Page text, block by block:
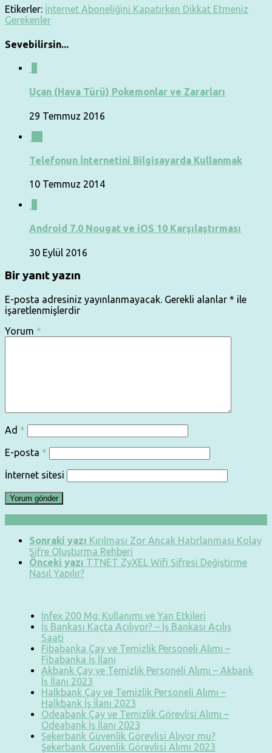
Etikerler: İnternet Aboneliğini Kapatırken Dikkat Etmeniz
Gerekenler
Sevebilirsin...
Uçan (Hava Türü) Pokemonlar ve Zararları
29 Temmuz 2016
Telefonun İnternetini Bilgisayarda Kullanmak
10 Temmuz 2014
Android 7.0 Nougat ve iOS 10 Karşılaştırması
30 Eylül 2016
Bir yanıt yazın
E-posta adresiniz yayınlanmayacak. Gerekli alanlar * ile
işaretlenmişlerdir
Yorum *
Ad *
E-posta *
İnternet sitesi
Sonraki yazı Kırılması Zor Ancak Hatırlanması Kolay
Şifre Oluşturma Rehberi
Önceki yazı TTNET ZyXEL Wifi Şifresi Değiştirme
Nasıl Yapılır?
Infex 200 Mg: Kullanımı ve Yan Etkileri
İş Bankası Kaçta Açılıyor? – İş Bankası Açılış
Saati
Fibabanka Çay ve Temizlik Personeli Alımı –
Fibabanka İş İlanı
Akbank Çay ve Temizlik Personeli Alımı – Akbank
İş İlanı 2023
Halkbank Çay ve Temizlik Personeli Alımı –
Halkbank İş İlanı 2023
Odeabank Çay ve Temizlik Görevlisi Alımı –
Odeabank İş İlanı 2023
Şekerbank Güvenlik Görevlisi Alıyor mu?
Şekerbank Güvenlik Görevlisi Alımı 2023